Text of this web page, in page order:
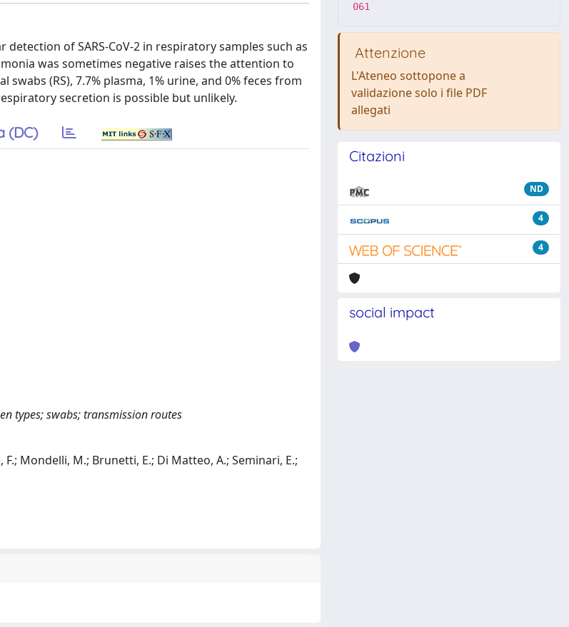
of SARS-CoV-2 in respiratory samples such as
was sometimes negative raises the attention to
swabs (RS), 7.7% plasma, 1% urine, and 0% feces from
secretion is possible but unlikely.
(DC)
types; swabs; transmission routes
Mondelli, M.; Brunetti, E.; Di Matteo, A.; Seminari, E.;
061
Attenzione
L'Ateneo sottopone a
validazione solo i file PDF
allegati
Citazioni
ND
4
4
social impact